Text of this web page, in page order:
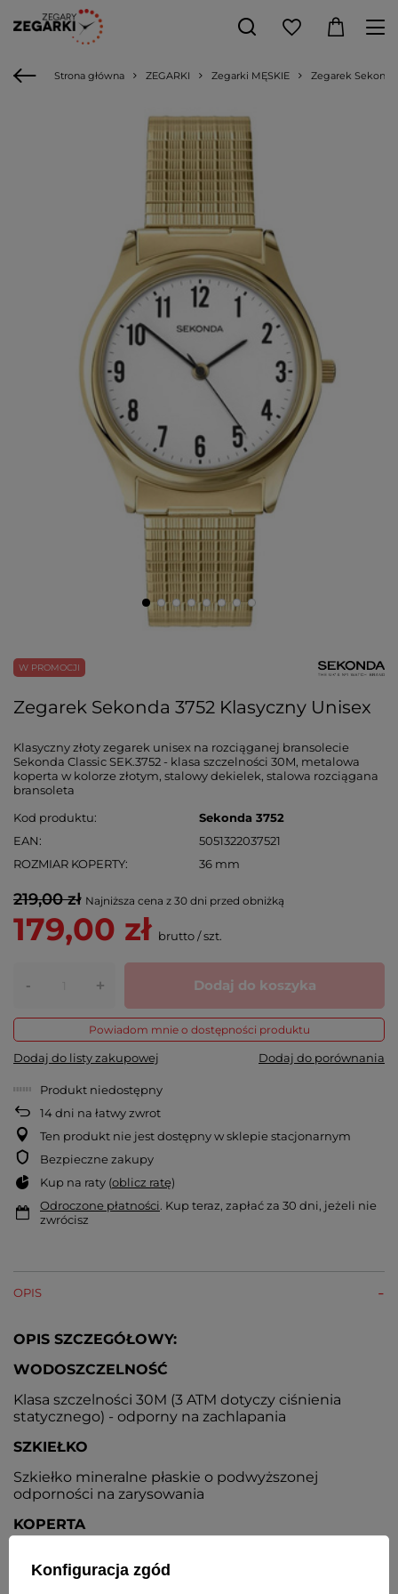
Strona główna ZEGARKI Zegarki MĘSKIE Zegarek Sekonda
W PROMOCJI
Zegarek Sekonda 3752 Klasyczny Unisex
Klasyczny złoty zegarek unisex na rozciąganej bransolecie
Sekonda Classic SEK.3752 - klasa szczelności 30M, metalowa
koperta w kolorze złotym, stalowy dekielek, stalowa rozciągana
bransoleta
Kod produktu
Sekonda 3752
EAN
5051322037521
ROZMIAR KOPERTY
36 mm
219,00 zł Najniższa cena z 30 dni przed obniżką
179,00 zł brutto/szt.
- + Dodaj do koszyka
Powiadom mnie o dostępności produktu
Dodaj do listy zakupowej Dodaj do porównania
Produkt niedostępny
14dni na łatwy zwrot
Ten produkt nie jest dostępny w sklepie stacjonarnym
Bezpieczne zakupy
Kup na raty (oblicz ratę)
Odroczone płatności. Kup teraz, zapłać za 30 dni, jeżeli nie
zwrócisz
OPIS
OPIS SZCZEGÓŁOWY:
WODOSZCZELNOŚĆ
Klasa szczelności 30M (3 ATM dotyczy ciśnienia
statycznego) - odporny na zachlapania
SZKIEŁKO
Szkiełko mineralne płaskie o podwyższonej
odporności na zarysowania
KOPERTA
powłoką w kolorze żółtego złota. Stalowy dekielek.
Konfiguracja zgód